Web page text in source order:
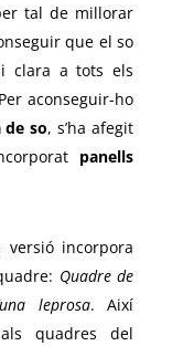
tal de millorar
que el so
clara a tots els
aconseguir-ho
de so, s’ha afegit
panells
versió incorpora
Quadre de
leprosa. Així
quadres del